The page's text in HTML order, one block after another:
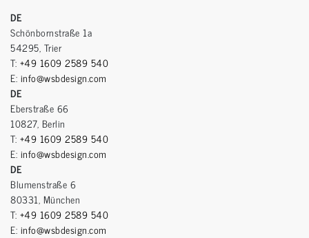
DE
Schönbornstraße 1a
54295, Trier
T: +49 1609 2589 540
E: info@wsbdesign.com
DE
Eberstraße 66
10827, Berlin
T: +49 1609 2589 540
E: info@wsbdesign.com
DE
Blumenstraße 6
80331, München
T: +49 1609 2589 540
E: info@wsbdesign.com